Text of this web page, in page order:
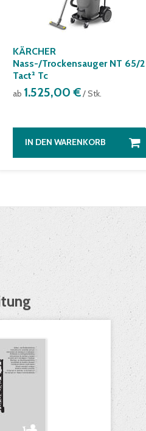
KÄRCHER
Nass-/Trockensauger NT 65/2
Tact² Tc
ab 1.525,00 €/ Stk.
IN DEN WARENKORB